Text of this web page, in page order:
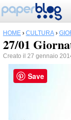
HOME › CULTURA ›
27/01
Creato il 27 gennaio
Save